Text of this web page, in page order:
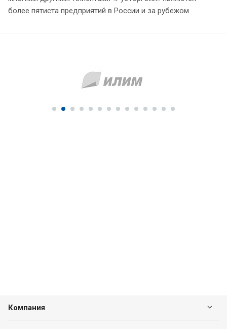
более пятиста предприятий в России и за рубежом.
Компания